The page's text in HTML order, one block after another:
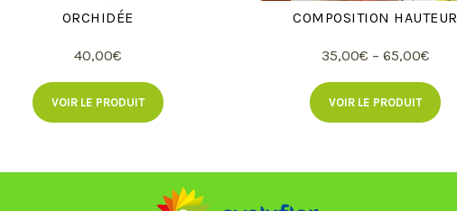
ORCHIDÉE
40,00€
VOIR LE PRODUIT
COMPOSITION HAUTEUR
35,00€ – 65,00€
VOIR LE PRODUIT